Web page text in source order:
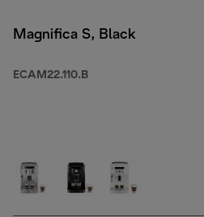
Magnifica S, Black
ECAM22.110.B